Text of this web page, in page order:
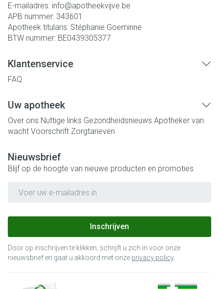
E-mailadres: info@apotheekvijve.be
APB nummer: 343601
Apotheek titularis: Stéphanie Goeminne
BTW nummer: BE0439305377
Klantenservice
FAQ
Uw apotheek
Over ons Nuttige links Gezondheidsnieuws Apotheker van
wacht Voorschrift Zorgtarieven
Nieuwsbrief
Blijf op de hoogte van nieuwe producten en promoties
Inschrijven
Door op inschrijven te klikken, schrijft u zich in voor onze
nieuwsbrief en gaat u akkoord met onze privacy policy.